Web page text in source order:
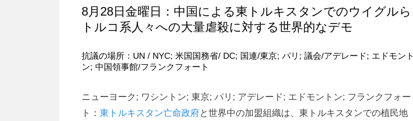
8月28日金曜日：中国による東トルキスタンでのウイグルら
トルコ系人々への大量虐殺に対する世界的なデモ
抗議の場所：UN / NYC; 米国国務省/ DC; 国連/東京; パリ; 議会/アデレード; エドモント
ン; 中国領事館/フランクフォート
ニューヨーク; ワシントン; 東京; パリ; アデレード; エドモントン; フランクフォー
ト： 東トルキスタン亡命政府と世界中の加盟組織は、東トルキスタンでの植民地